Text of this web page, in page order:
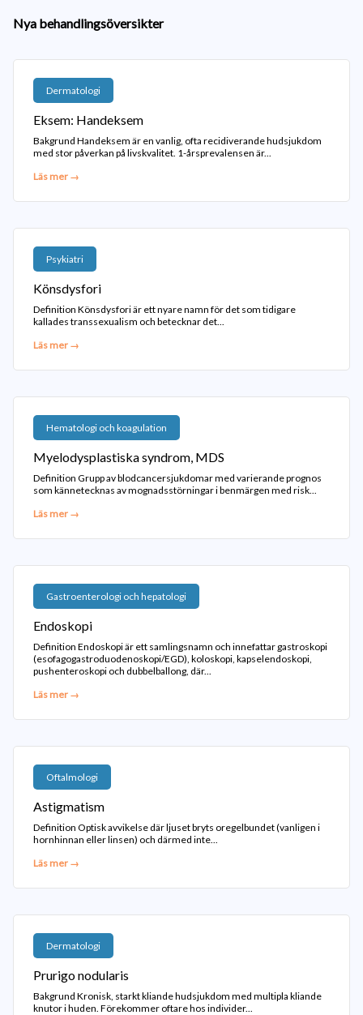
Nya behandlingsöversikter
Dermatologi
Eksem: Handeksem
Bakgrund Handeksem är en vanlig, ofta recidiverande hudsjukdom
med stor påverkan på livskvalitet. 1-årsprevalensen är...
Läs mer →
Psykiatri
Könsdysfori
Definition Könsdysfori är ett nyare namn för det som tidigare
kallades transsexualism och betecknar det...
Läs mer →
Hematologi och koagulation
Myelodysplastiska syndrom, MDS
Definition Grupp av blodcancersjukdomar med varierande prognos
som kännetecknas av mognadsstörningar i benmärgen med risk...
Läs mer →
Gastroenterologi och hepatologi
Endoskopi
Definition Endoskopi är ett samlingsnamn och innefattar gastroskopi
(esofagogastroduodenoskopi/EGD), koloskopi, kapselendoskopi,
pushenteroskopi och dubbelballong, där...
Läs mer →
Oftalmologi
Astigmatism
Definition Optisk avvikelse där ljuset bryts oregelbundet (vanligen i
hornhinnan eller linsen) och därmed inte...
Läs mer →
Dermatologi
Prurigo nodularis
Bakgrund Kronisk, starkt kliande hudsjukdom med multipla kliande
knutor i huden. Förekommer oftare hos individer...